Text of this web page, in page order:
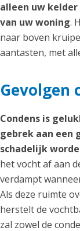
alleen uw
van uw woning.
naar boven
aantasten, met
Gevolgen
Condens is
gebrek aan een
schadelijk
het vocht af aan
verdampt
Als deze ruimte
herstelt de
zal zowel de